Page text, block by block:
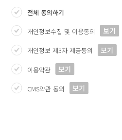
전체 동의하기
개인정보수집 및 이용동의 보기
개인정보 제3자 제공동의 보기
이용약관 보기
CMS약관 동의 보기